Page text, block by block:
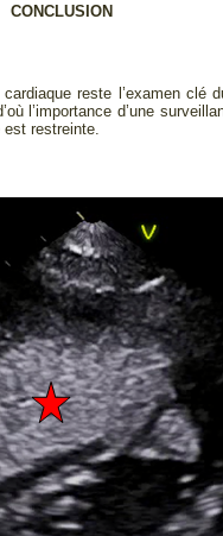
CONCLUSION
cardiaque reste
l’importance d’une
restreinte.